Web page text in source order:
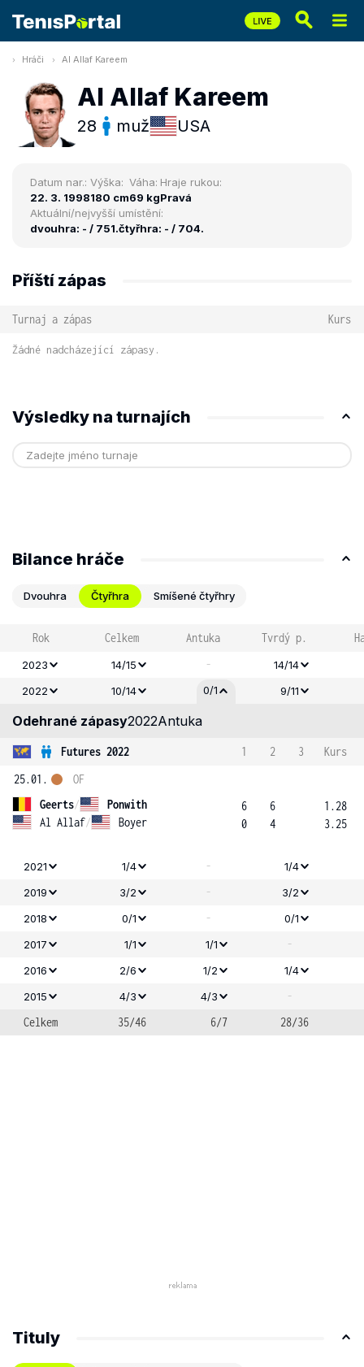
Hráči Al Allaf Kareem
Al Allaf Kareem
28 muž USA
Datum nar.:
22. 3. 1998
Výška:
180 cm
Váha:
69 kg
Hraje rukou:
Pravá
Aktuální/nejvyšší umístění:
dvouhra: - / 751.čtyřhra: - / 704.
Příští zápas
Turnaj a zápas Kurs
Žádné nadcházející zápasy.
Výsledky na turnajích
Bilance hráče
Dvouhra Čtyřhra Smíšené čtyřhry
Rok Celkem Antuka Tvrdý p.
2023 14/15 -
14/14
2022
10/14 0/1 9/11
Odehrané zápasy2022Antuka
Futures 2022 1 2 3
Kurs
25.01.
Geerts/
Ponwith
Al Allaf/ Boyer
OF
6
0
6
4
1.28
3.25
2021 1/4 -
1/4
2019
3/2 -
3/2
2018
0/1 -
0/1
2017
1/1 1/1 -
2016 2/6 1/2
1/4
2015
4/3 4/3
-
Celkem
35/46 6/7 28/36
Tituly